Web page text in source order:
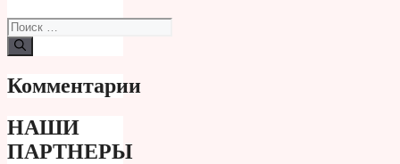
Поиск:
Комментарии
НАШИ
ПАРТНЕРЫ